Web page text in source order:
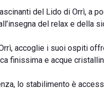
del Lido di Orrì, a
del relax e della
accoglie i suoi ospiti
finissima e acque
lo stabilimento è